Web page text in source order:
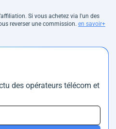
Si vous achetez via l'un des
reverser une commission. en savoir+
des opérateurs télécom et